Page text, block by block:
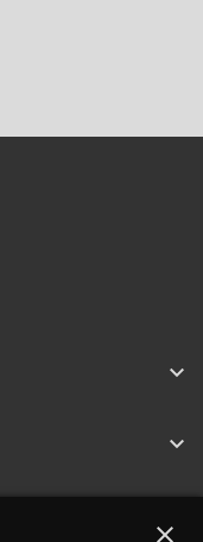


close